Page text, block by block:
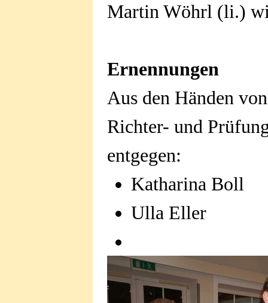
Martin Wöhrl (li.)
Ernennungen
Aus den Händen
Richter- und
entgegen:
Katharina Boll
Ulla Eller